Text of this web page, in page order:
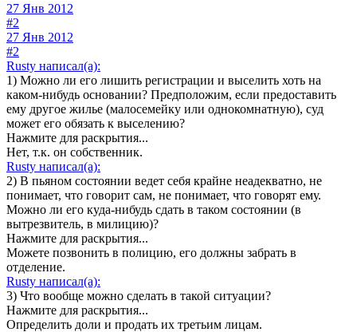
27 Янв 2012
#2
27 Янв 2012
#2
Rusty написал(а):
1) Можно ли его лишить регистрации и выселить хоть на
каком-нибудь основании? Предположим, если предоставить
ему другое жилье (малосемейку или однокомнатную), суд
может его обязать к выселению?
Нажмите для раскрытия...
Нет, т.к. он собственник.
Rusty написал(а):
2) В пьяном состоянии ведет себя крайне неадекватно, не
понимает, что говорит сам, не понимает, что говорят ему.
Можно ли его куда-нибудь сдать в таком состоянии (в
вытрезвитель, в милицию)?
Нажмите для раскрытия...
Можете позвонить в полицию, его должны забрать в
отделение.
Rusty написал(а):
3) Что вообще можно сделать в такой ситуации?
Нажмите для раскрытия...
Определить доли и продать их третьим лицам.